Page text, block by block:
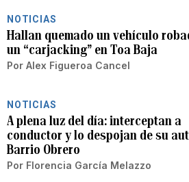
NOTICIAS
Hallan quemado un vehículo
un “carjacking” en Toa Baja
Por Alex Figueroa Cancel
NOTICIAS
A plena luz del día: interceptan a
conductor y lo despojan de su
Barrio Obrero
Por Florencia García Melazzo